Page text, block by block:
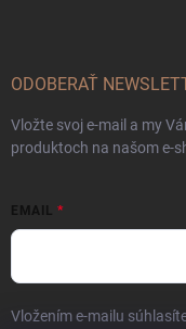
ODOBERAŤ
Vložte svoj e-mail a my
produktoch na našom e-
EMAIL
Vložením e-mailu